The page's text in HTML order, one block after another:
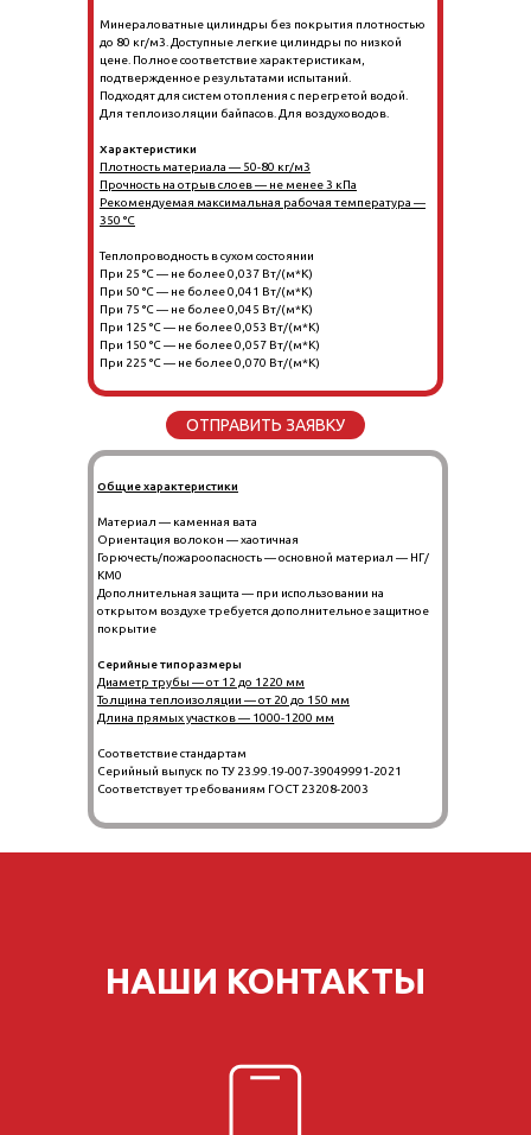
Минераловатные цилиндры без покрытия плотностью
до 80 кг/м3. Доступные легкие цилиндры по низкой
цене. Полное соответствие характеристикам,
подтвержденное результатами испытаний.
Подходят для систем отопления с перегретой водой.
Для теплоизоляции байпасов. Для воздуховодов.
Характеристики
Плотность материала — 50-80 кг/м3
Прочность на отрыв слоев — не менее 3 кПа
Рекомендуемая максимальная рабочая температура —
350 °C
Теплопроводность в сухом состоянии
При 25 °C — не более 0,037 Вт/(м*К)
При 50 °C — не более 0,041 Вт/(м*К)
При 75 °C — не более 0,045 Вт/(м*К)
При 125 °C — не более 0,053 Вт/(м*К)
При 150 °C — не более 0,057 Вт/(м*К)
При 225 °C — не более 0,070 Вт/(м*К)
Общие характеристики
Материал — каменная вата
Ориентация волокон — хаотичная
Горючесть/пожароопасность — основной материал — НГ/
КМ0
Дополнительная защита — при использовании на
открытом воздухе требуется дополнительное защитное
покрытие
Серийные типоразмеры
Диаметр трубы — от 12 до 1220 мм
Толщина теплоизоляции — от 20 до 150 мм
Длина прямых участков — 1000-1200 мм
Соответствие стандартам
Серийный выпуск по ТУ 23.99.19-007-39049991-2021
Соответствует требованиям ГОСТ 23208-2003
ОТПРАВИТЬ ЗАЯВКУ
НАШИ КОНТАКТЫ